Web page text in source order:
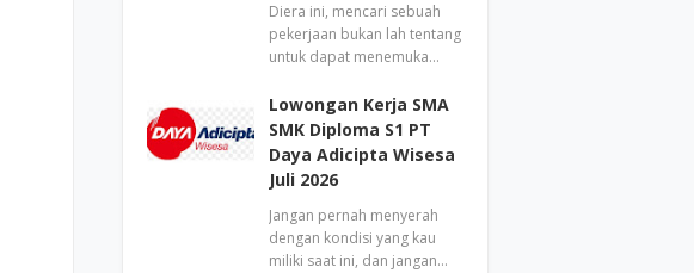
Diera ini, mencari sebuah
pekerjaan bukan lah tentang
untuk dapat menemuka…
Lowongan Kerja SMA
SMK Diploma S1 PT
Daya Adicipta Wisesa
Juli 2026
Jangan pernah menyerah
dengan kondisi yang kau
miliki saat ini, dan jangan…